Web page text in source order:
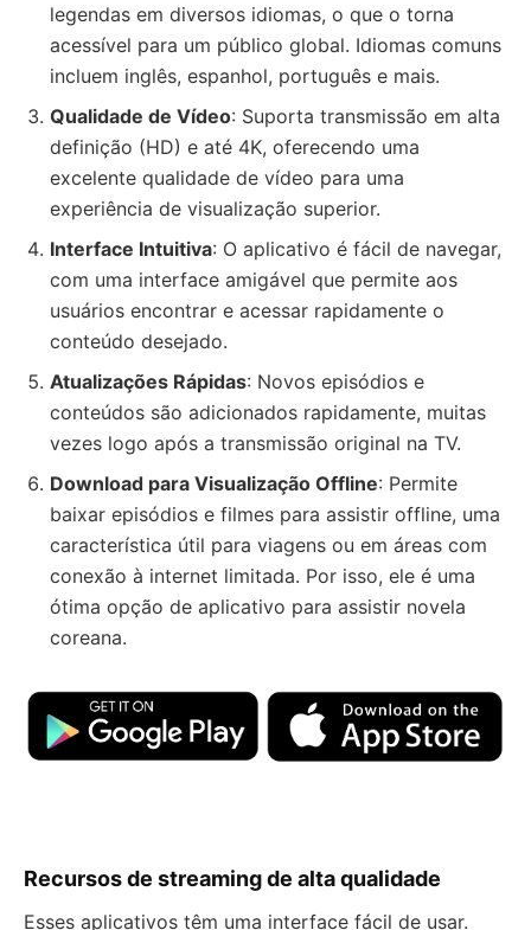
legendas em diversos idiomas, o que o torna
acessível para um público global. Idiomas comuns
incluem inglês, espanhol, português e mais.
Qualidade de Vídeo: Suporta transmissão em alta
definição (HD) e até 4K, oferecendo uma
excelente qualidade de vídeo para uma
experiência de visualização superior.
Interface Intuitiva: O aplicativo é fácil de navegar,
com uma interface amigável que permite aos
usuários encontrar e acessar rapidamente o
conteúdo desejado.
Atualizações Rápidas: Novos episódios e
conteúdos são adicionados rapidamente, muitas
vezes logo após a transmissão original na TV.
Download para Visualização Offline: Permite
baixar episódios e filmes para assistir offline, uma
característica útil para viagens ou em áreas com
conexão à internet limitada. Por isso, ele é uma
ótima opção de aplicativo para assistir novela
coreana.
Recursos de streaming de alta qualidade
Esses aplicativos têm uma interface fácil de usar.